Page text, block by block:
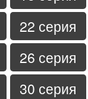
22 серия
26 серия
30 серия